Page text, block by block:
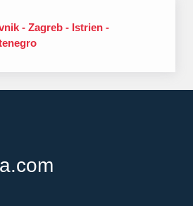
- Zagreb - Istrien -